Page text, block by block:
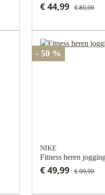
€ 44,99 € 89,99
- 50 %
NIKE
Fitness heren
€ 49,99 € 99,99